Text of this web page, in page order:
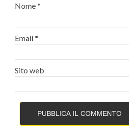
Nome*
Email*
Sito web